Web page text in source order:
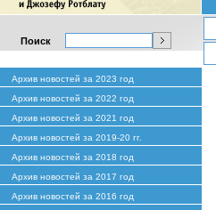
Поиск
Архив новостей за 2023 год
Архив новостей за 2022 год
Архив новостей за 2021 год
Архив новостей за 2019-20 гг.
Архив новостей за 2018 год
Архив новостей за 2017 год
Архив новостей за 2016 год